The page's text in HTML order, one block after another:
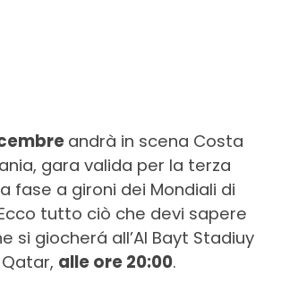
andrà in scena Costa
gara valida per la terza
fase a gironi dei Mondiali di
tutto ciò che devi sapere
si giocherá all’Al Bayt Stadiuy
alle ore 20:00.